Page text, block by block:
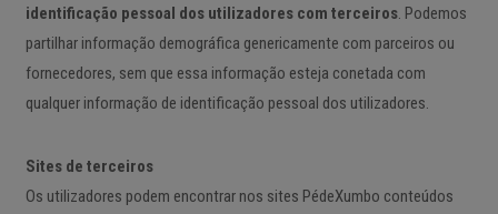
identificação pessoal dos utilizadores com terceiros. Podemos
partilhar informação demográfica genericamente com parceiros ou
fornecedores, sem que essa informação esteja conetada com
qualquer informação de identificação pessoal dos utilizadores.
Sites de terceiros
Os utilizadores podem encontrar nos sites PédeXumbo conteúdos